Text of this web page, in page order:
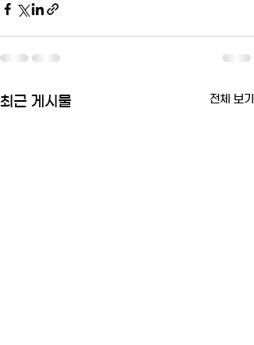
최근 게시물 전체 보기